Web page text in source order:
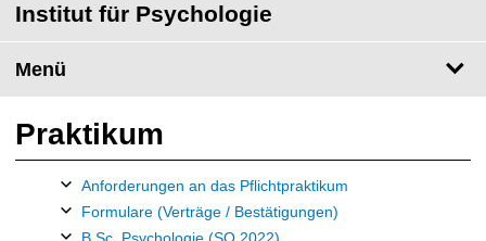
m
H
i
e
a
u
Institut für Psychologie
Menü
Praktikum
Anforderungen an das Pflichtpraktikum
Formulare (Verträge / Bestätigungen)